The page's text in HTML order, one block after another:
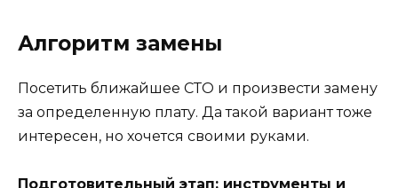
Алгоритм замены
Посетить ближайшее СТО и произвести замену
за определенную плату. Да такой вариант тоже
интересен, но хочется своими руками.
Подготовительный этап: инструменты и